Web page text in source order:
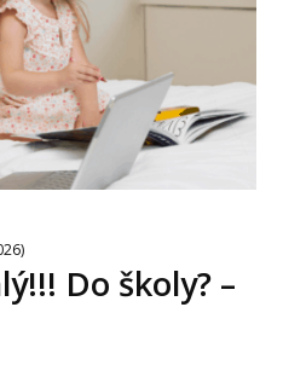
Do školy? –